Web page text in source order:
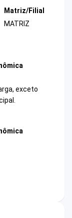
Matriz/Filial
MATRIZ
exceto